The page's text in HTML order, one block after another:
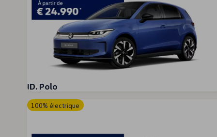
Employé
Gestionnaire de flotte
Fiscalité optimale
Nos offres
Diplomatic Sales
Contrat de service weCare
Mobilité Électrique
Nos modèles électriques
ID.3 Neo
ID.3
ID. Polo
100% électrique